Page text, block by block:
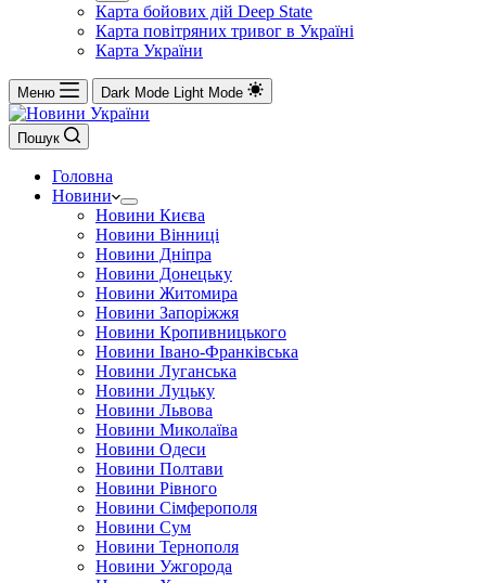
Карта бойових дій Deep State
Карта повітряних тривог в Україні
Карта України
Меню Dark Mode Light Mode
Пошук
Головна
Новини
Новини Києва
Новини Вінниці
Новини Дніпра
Новини Донецьку
Новини Житомира
Новини Запоріжжя
Новини Кропивницького
Новини Івано-Франківська
Новини Луганська
Новини Луцьку
Новини Львова
Новини Миколаїва
Новини Одеси
Новини Полтави
Новини Рівного
Новини Сімферополя
Новини Сум
Новини Тернополя
Новини Ужгорода